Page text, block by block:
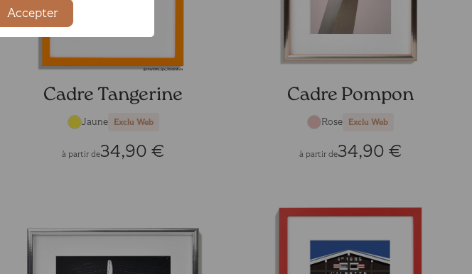
Accepter
Cadre Tangerine
Jaune Exclu Web
à partir de34,90 €
Cadre Pompon
Rose Exclu Web
à partir de34,90 €